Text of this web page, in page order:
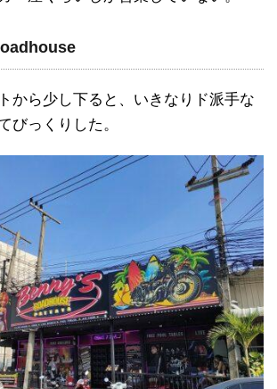
から少し下ると、いきなりド派手な
びっくりした。